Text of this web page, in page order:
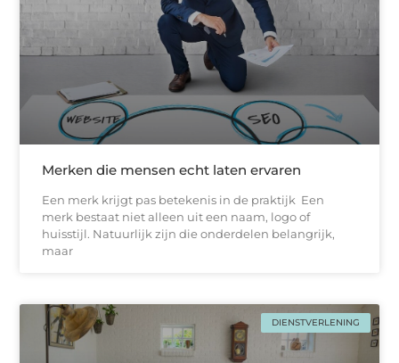
Merken die mensen echt laten ervaren
Een merk krijgt pas betekenis in de praktijk Een
merk bestaat niet alleen uit een naam, logo of
huisstijl. Natuurlijk zijn die onderdelen belangrijk,
maar
DIENSTVERLENING